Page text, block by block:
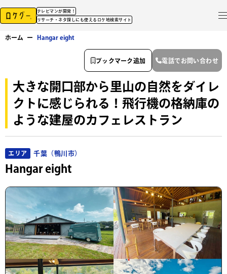
テレビマンが開発！
リサーチ・ネタ探しにも使えるロケ地検索サイト
ホーム ー Hangar eight
大きな開口部から里山の自然をダイレ
クトに感じられる！飛行機の格納庫の
ような建屋のカフェレストラン
エリア 千葉（鴨川市）
Hangar eight
ブックマーク追加 電話でお問い合わせ